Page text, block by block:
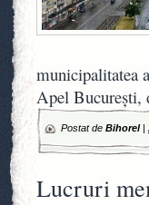
municipalitatea
Apel Bucureşti,
Postat de Bihorel|
Lucruri